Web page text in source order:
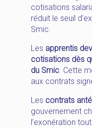
cotisations
réduit le seuil
Smic.
Les apprentis
cotisations dès
du Smic. Cette
aux contrats
Les contrats
gouvernement
l’exonération